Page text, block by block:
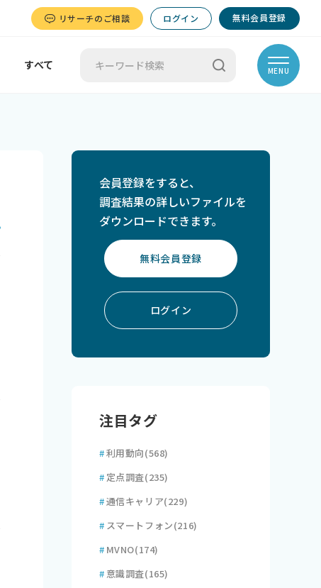
リサーチのご相談 ログイン 無料会員登録
すべて MENU
会員登録をすると、
調査結果の詳しいファイルを
ダウンロードできます。
無料会員登録
ログイン
注目タグ
#利用動向(568)
# 定点調査(235)
#通信キャリア(229)
# スマートフォン(216)
# MVNO(174)
# 意識調査(165)